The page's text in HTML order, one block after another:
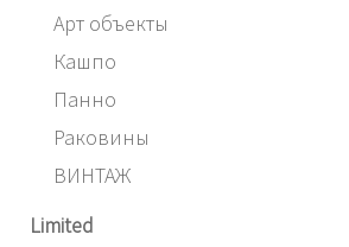
Арт объекты
Кашпо
Панно
Раковины
ВИНТАЖ
Limited